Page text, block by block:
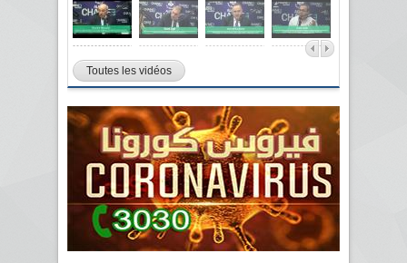
Toutes les vidéos